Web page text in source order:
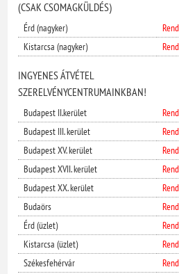
(CSAK CSOMAGKÜLDÉS)
Érd (nagyker)
Kistarcsa (nagyker)
INGYENES ÁTVÉTEL
SZERELVÉNYCENTRUMAINKBAN!
Budapest II.kerület
Budapest III. kerület
Budapest XV. kerület
Budapest XVII. kerület
Budapest XX. kerület
Budaörs
Érd (üzlet)
Kistarcsa (üzlet)
Székesfehérvár